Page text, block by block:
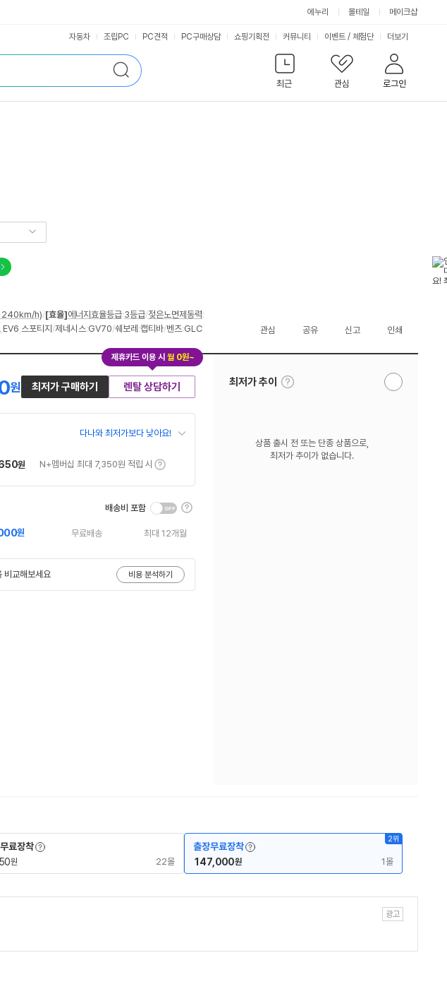
에누리 몰테일
메이크샵
검
색
최근
관심 로그인
자동차 조립PC PC견적 PC구매상담 쇼핑기획전 커뮤니티 이벤트 / 체험단 서
비
스
더보기
240km/h)/[효율]에너지효율등급:3등급/젖은노면제동력:
EV6 스포티지 /제네시스:GV70/쉐보레 :캡티바/벤츠:GLC 관심 공유 신고 인쇄
원 최저가 구매하기 렌탈 상담하기
제휴카드 이용 시 월 0원~
다나와 최저가보다 낮아요!
원 N+멤버십 최대 7,350원 적립 시 툴팁보기
배송비 포함
툴
팁
보
기
원 무료배송 최대 12개월
비교해보세요 비용 분석하기
최저가 추이
툴
팁
알
상품 출시 전 또는 단종 상품으로,
최저가 추이가 없습니다.
료장착용어사전 레이어 보기
원 22몰
2위
출장무료장착용어사전 레이어 보기
147,000원 1몰